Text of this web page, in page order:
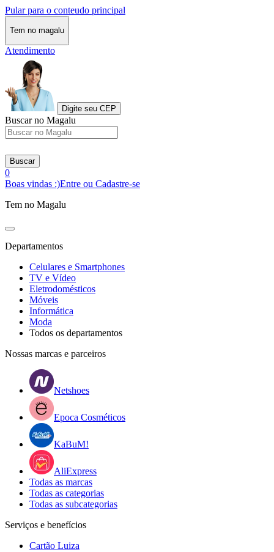
Pular para o conteudo principal
Tem no magalu
Atendimento
Digite seu CEP
Buscar no Magalu
Buscar
0
Boas vindas :)Entre ou Cadastre-se
Tem no Magalu
Departamentos
Celulares e Smartphones
TV e Vídeo
Eletrodomésticos
Móveis
Informática
Moda
Todos os departamentos
Nossas marcas e parceiros
Netshoes
Epoca Cosméticos
KaBuM!
AliExpress
Todas as marcas
Todas as categorias
Todas as subcategorias
Serviços e benefícios
Cartão Luiza